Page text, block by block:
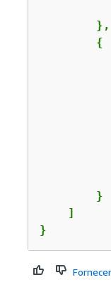
        },
{
        }
    ]
}